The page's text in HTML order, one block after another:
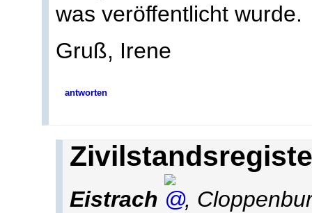
was veröffentlicht wurde.
Gruß, Irene
antworten
Eistrach ,